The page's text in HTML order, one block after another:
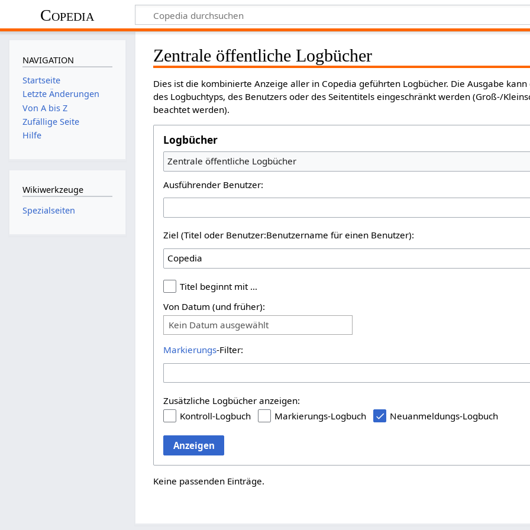
Copedia
Zentrale öffentliche Logbücher
Dies ist die kombinierte Anzeige aller in Copedia geführten Logbücher. Die Ausgabe
des Logbuchtyps, des Benutzers oder des Seitentitels eingeschränkt werden (Groß-/
beachtet werden).
Logbücher
Zentrale öffentliche Logbücher
Ausführender Benutzer:
Ziel (Titel oder Benutzer:Benutzername für einen Benutzer):
Titel beginnt mit …
Von Datum (und früher):
Kein Datum ausgewählt
Markierungs-Filter:
Zusätzliche Logbücher anzeigen:
Kontroll-Logbuch
Markierungs-Logbuch Neuanmeldungs-Logbuch
Anzeigen
Keine passenden Einträge.
NAVIGATION
Startseite
Letzte Änderungen
Von A bis Z
Zufällige Seite
Hilfe
Wikiwerkzeuge
Spezialseiten